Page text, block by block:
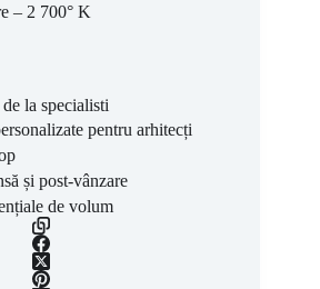
– 2 700° K
la specialisti
pentru arhitecți
și post-vânzare
de volum